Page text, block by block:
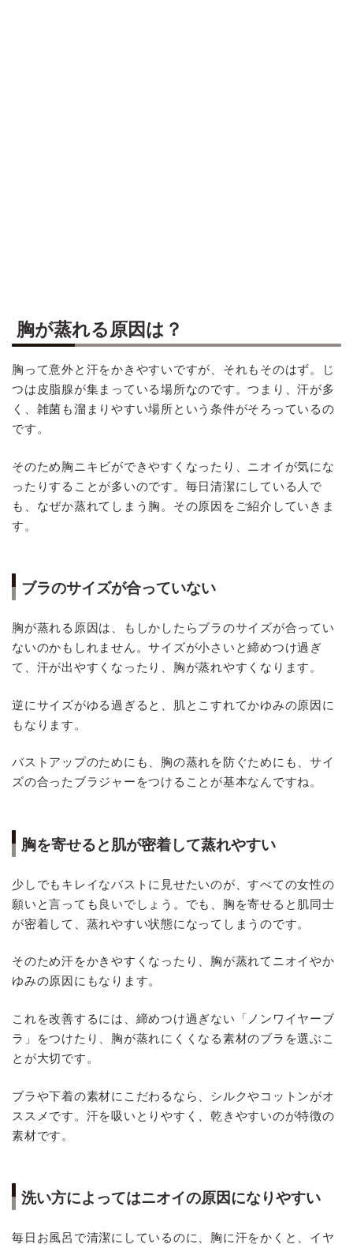
胸が蒸れる原因は？
胸って意外と汗をかきやすいですが、それもそのはず。じ
つは皮脂腺が集まっている場所なのです。つまり、汗が多
く、雑菌も溜まりやすい場所という条件がそろっているの
です。
そのため胸ニキビができやすくなったり、ニオイが気にな
ったりすることが多いのです。毎日清潔にしている人で
も、なぜか蒸れてしまう胸。その原因をご紹介していきま
す。
ブラのサイズが合っていない
胸が蒸れる原因は、もしかしたらブラのサイズが合ってい
ないのかもしれません。サイズが小さいと締めつけ過ぎ
て、汗が出やすくなったり、胸が蒸れやすくなります。
逆にサイズがゆる過ぎると、肌とこすれてかゆみの原因に
もなります。
バストアップのためにも、胸の蒸れを防ぐためにも、サイ
ズの合ったブラジャーをつけることが基本なんですね。
胸を寄せると肌が密着して蒸れやすい
少しでもキレイなバストに見せたいのが、すべての女性の
願いと言っても良いでしょう。でも、胸を寄せると肌同士
が密着して、蒸れやすい状態になってしまうのです。
そのため汗をかきやすくなったり、胸が蒸れてニオイやか
ゆみの原因にもなります。
これを改善するには、締めつけ過ぎない「ノンワイヤーブ
ラ」をつけたり、胸が蒸れにくくなる素材のブラを選ぶこ
とが大切です。
ブラや下着の素材にこだわるなら、シルクやコットンがオ
ススメです。汗を吸いとりやすく、乾きやすいのが特徴の
素材です。
洗い方によってはニオイの原因になりやすい
毎日お風呂で清潔にしているのに、胸に汗をかくと、イヤ